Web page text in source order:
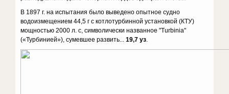
В 1897 г. на испытания было выведено опытное судно
водоизмещением 44,5 г с котлотурбинной установкой (КТУ)
мощностью 2000 л. с, символически названное "Turbinia"
(«Турбинией»), сумевшее развить...19,7 уз.